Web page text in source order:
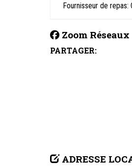
Fournisseur de
Zoom Réseaux
PARTAGER:
ADRESSE